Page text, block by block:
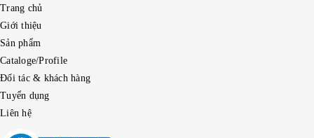
Trang chủ
Giới thiệu
Sản phẩm
Cataloge/Profile
Đối tác & khách hàng
Tuyển dụng
Liên hệ